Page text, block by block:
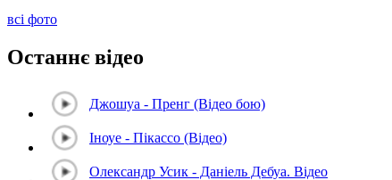
всі фото
Останнє відео
Джошуа - Пренг (Відео бою)
Іноуе - Пікассо (Відео)
Олександр Усик - Даніель Дебуа. Відео